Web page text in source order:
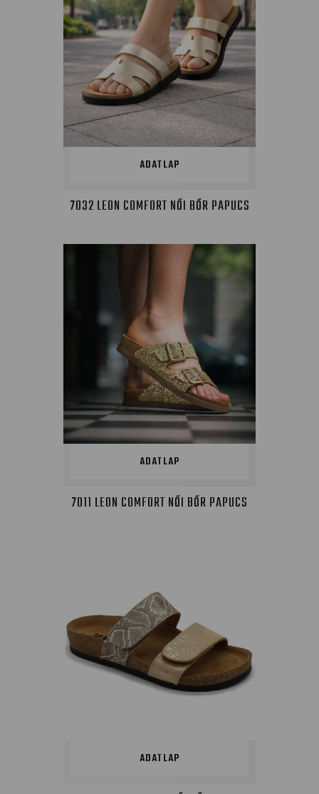
ADATLAP
7032 LEON COMFORT NŐI BŐR PAPUCS
ADATLAP
7011 LEON COMFORT NŐI BŐR PAPUCS
ADATLAP